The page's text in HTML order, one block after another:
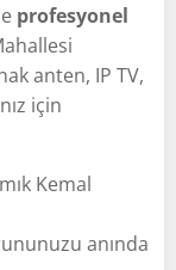
profesyonel
anten, IP TV,
için
Kemal
anında